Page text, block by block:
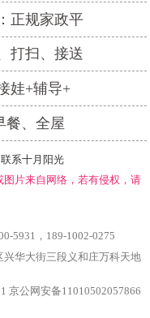
正规家政平
打扫、接送
娃+辅导+
餐、全屋
联系十月阳光
片来自网络，若有侵权，请
5931 ， 189-1002-0275
华大街三段义和庄万科天地
京公网安备11010502057866